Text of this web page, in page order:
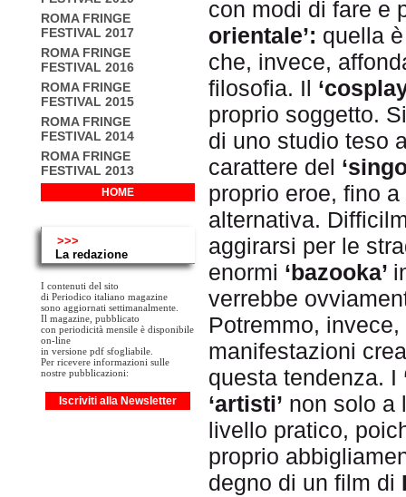
ROMA FRINGE
FESTIVAL 2017
ROMA FRINGE
FESTIVAL 2016
ROMA FRINGE
FESTIVAL 2015
ROMA FRINGE
FESTIVAL 2014
ROMA FRINGE
FESTIVAL 2013
HOME
>>>
La redazione
I contenuti del sito
di Periodico italiano magazine
sono aggiornati settimanalmente.
Il magazine, pubblicato
con periodicità mensile è disponibile
on-line
in versione pdf sfogliabile.
Per ricevere informazioni sulle
nostre pubblicazioni:
Iscriviti alla Newsletter
con modi di fare e
orientale’: quella
che, invece,
filosofia. Il
proprio soggetto.
di uno studio teso
carattere del
proprio eroe, fino
alternativa.
aggirarsi per le
enormi ‘bazooka’
verrebbe
Potremmo,
manifestazioni
questa tendenza. I
‘artisti’ non solo a
livello pratico,
proprio
degno di un film di